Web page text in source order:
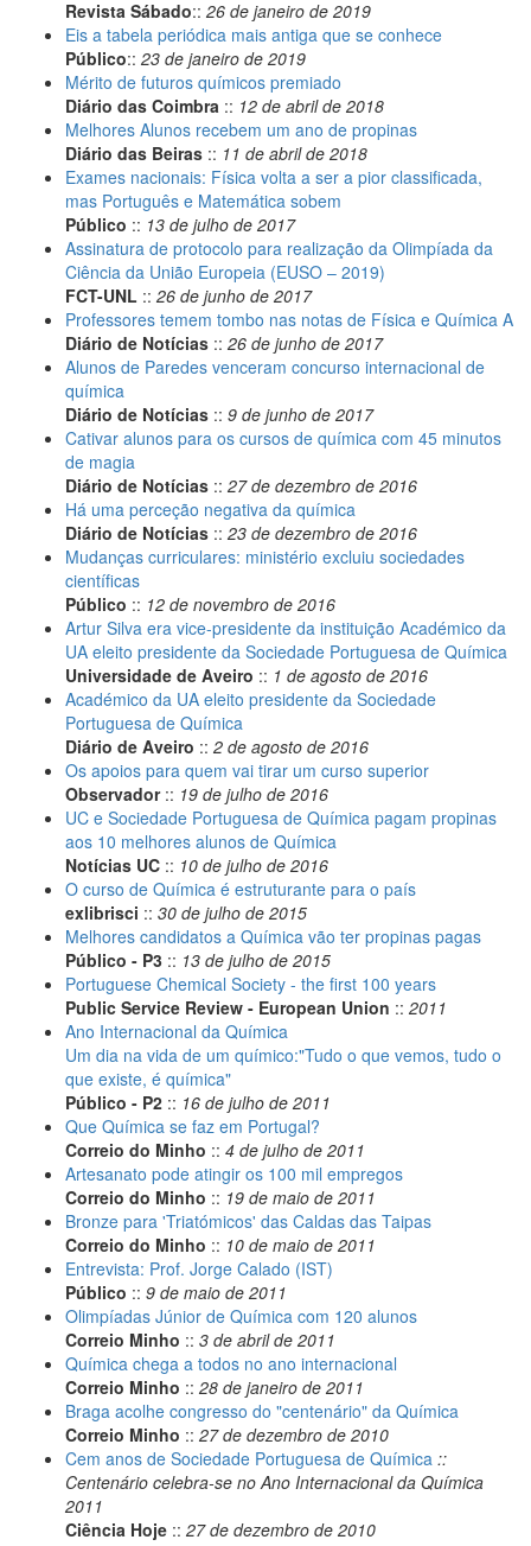
Revista Sábado:: 26 de janeiro de 2019
Eis a tabela periódica mais antiga que se conhece
Público:: 23 de janeiro de 2019
Mérito de futuros químicos premiado
Diário das Coimbra :: 12 de abril de 2018
Melhores Alunos recebem um ano de propinas
Diário das Beiras :: 11 de abril de 2018
Exames nacionais: Física volta a ser a pior classificada,
mas Português e Matemática sobem
Público :: 13 de julho de 2017
Assinatura de protocolo para realização da Olimpíada da
Ciência da União Europeia (EUSO – 2019)
FCT-UNL :: 26 de junho de 2017
Professores temem tombo nas notas de Física e Química A
Diário de Notícias :: 26 de junho de 2017
Alunos de Paredes venceram concurso internacional de
química
Diário de Notícias :: 9 de junho de 2017
Cativar alunos para os cursos de química com 45 minutos
de magia
Diário de Notícias :: 27 de dezembro de 2016
Há uma perceção negativa da química
Diário de Notícias :: 23 de dezembro de 2016
Mudanças curriculares: ministério excluiu sociedades
científicas
Público :: 12 de novembro de 2016
Artur Silva era vice-presidente da instituição Académico da
UA eleito presidente da Sociedade Portuguesa de Química
Universidade de Aveiro :: 1 de agosto de 2016
Académico da UA eleito presidente da Sociedade
Portuguesa de Química
Diário de Aveiro :: 2 de agosto de 2016
Os apoios para quem vai tirar um curso superior
Observador:: 19 de julho de 2016
UC e Sociedade Portuguesa de Química pagam propinas
aos 10 melhores alunos de Química
Notícias UC :: 10 de julho de 2016
O curso de Química é estruturante para o país
exlibrisci :: 30 de julho de 2015
Melhores candidatos a Química vão ter propinas pagas
Público - P3 :: 13 de julho de 2015
Portuguese Chemical Society - the first 100 years
Public Service Review - European Union :: 2011
Ano Internacional da Química
Um dia na vida de um químico:"Tudo o que vemos, tudo o
que existe, é química"
Público - P2 :: 16 de julho de 2011
Que Química se faz em Portugal?
Correio do Minho :: 4 de julho de 2011
Artesanato pode atingir os 100 mil empregos
Correio do Minho :: 19 de maio de 2011
Bronze para 'Triatómicos' das Caldas das Taipas
Correio do Minho :: 10 de maio de 2011
Entrevista: Prof. Jorge Calado (IST)
Público :: 9 de maio de 2011
Olimpíadas Júnior de Química com 120 alunos
Correio Minho :: 3 de abril de 2011
Química chega a todos no ano internacional
Correio Minho :: 28 de janeiro de 2011
Braga acolhe congresso do "centenário" da Química
Correio Minho :: 27 de dezembro de 2010
Cem anos de Sociedade Portuguesa de Química ::
Centenário celebra-se no Ano Internacional da Química
2011
Ciência Hoje :: 27 de dezembro de 2010